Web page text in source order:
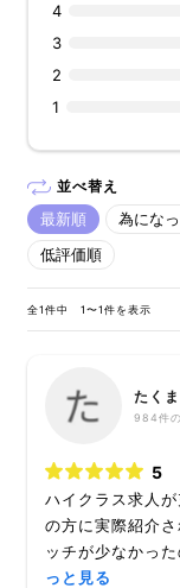
4
3
2
1
並べ替え
最新順 為にな
低評価順
全1件中 1〜1件を表示
たくま
984件
5
ハイクラス求人
の方に実際紹介
ッチが少なかっ
っと見る